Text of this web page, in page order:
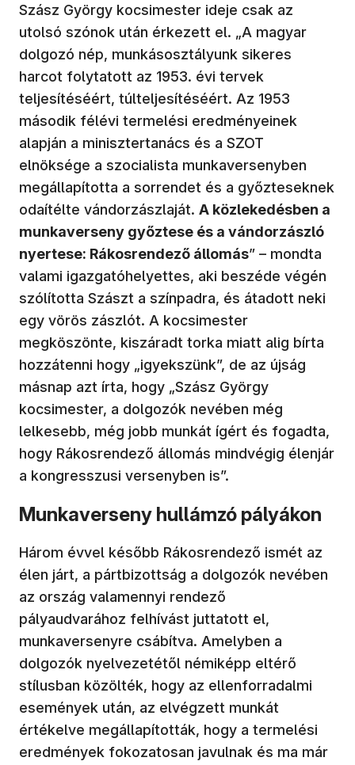
Szász György kocsimester ideje csak az
utolsó szónok után érkezett el. „A magyar
dolgozó nép, munkásosztályunk sikeres
harcot folytatott az 1953. évi tervek
teljesítéséért, túlteljesítéséért. Az 1953
második félévi termelési eredményeinek
alapján a minisztertanács és a SZOT
elnöksége a szocialista munkaversenyben
megállapította a sorrendet és a győzteseknek
odaítélte vándorzászlaját. A közlekedésben a
munkaverseny győztese és a vándorzászló
nyertese: Rákosrendező állomás” – mondta
valami igazgatóhelyettes, aki beszéde végén
szólította Szászt a színpadra, és átadott neki
egy vörös zászlót. A kocsimester
megköszönte, kiszáradt torka miatt alig bírta
hozzátenni hogy „igyekszünk”, de az újság
másnap azt írta, hogy „Szász György
kocsimester, a dolgozók nevében még
lelkesebb, még jobb munkát ígért és fogadta,
hogy Rákosrendező állomás mindvégig élenjár
a kongresszusi versenyben is”.
Munkaverseny hullámzó pályákon
Három évvel később Rákosrendező ismét az
élen járt, a pártbizottság a dolgozók nevében
az ország valamennyi rendező
pályaudvarához felhívást juttatott el,
munkaversenyre csábítva. Amelyben a
dolgozók nyelvezetétől némiképp eltérő
stílusban közölték, hogy az ellenforradalmi
események után, az elvégzett munkát
értékelve megállapították, hogy a termelési
eredmények fokozatosan javulnak és ma már